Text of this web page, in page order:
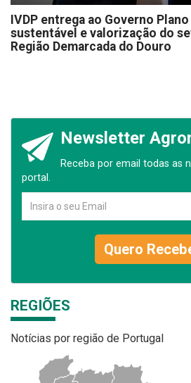
IVDP entrega ao Governo
sustentável e valorização do
Região Demarcada do Douro
Newsletter
Receba por email todas as
portal.
Quero
REGIÕES
Notícias por região de Portugal